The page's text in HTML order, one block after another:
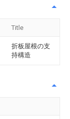
Title
折板屋根の支
持構造